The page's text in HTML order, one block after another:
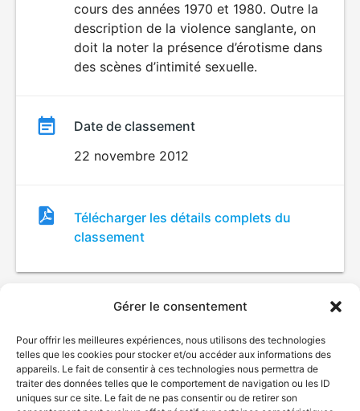
Gérer le consentement
Pour offrir les meilleures expériences, nous utilisons des technologies
telles que les cookies pour stocker et/ou accéder aux informations des
appareils. Le fait de consentir à ces technologies nous permettra de
traiter des données telles que le comportement de navigation ou les ID
uniques sur ce site. Le fait de ne pas consentir ou de retirer son
cours des années 1970 et 1980. Outre la
description de la violence sanglante, on
doit la noter la présence d’érotisme dans
des scènes d’intimité sexuelle.
Date de classement
22 novembre 2012
Fichier
de
classement
Télécharger les détails complets du
classement
© Gouvernement du Québec, 2026